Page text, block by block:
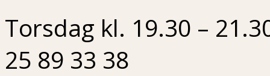
Torsdag kl. 19.30 –
25 89 33 38